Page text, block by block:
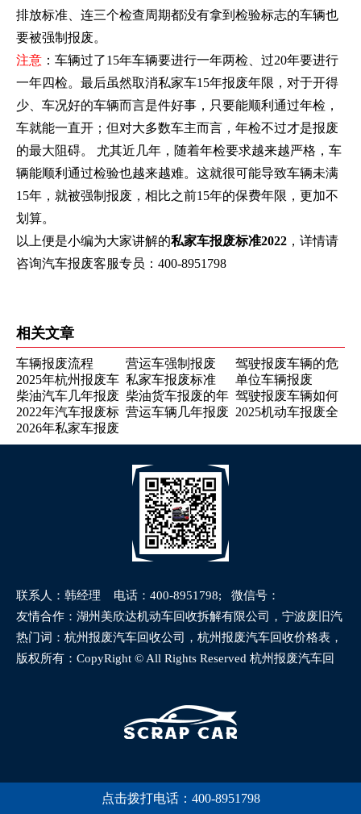
排放标准、连三个检查周期都没有拿到检验标志的车辆也
要被强制报废。
注意 ：车辆过了15年车辆要进行一年两检、过20年要进行
一年四检。最后虽然取消私家车15年报废年限，对于开得
少、车况好的车辆而言是件好事，只要能顺利通过年检，
车就能一直开；但对大多数车主而言，年检不过才是报废
的最大阻碍。 尤其近几年，随着年检要求越来越严格，车
辆能顺利通过检验也越来越难。这就很可能导致车辆未满
15年，就被强制报废，相比之前15年的保费年限，更加不
划算。
以上便是小编为大家讲解的私家车报废标准2022 ，详情请
咨询汽车报废客服专员：400-8951798
相关文章
车辆报废流程 营运车强制报废
驾驶报废车辆的危
害
2025年杭州报废车
销户全攻略，五大
步骤轻松搞定
私家车报废标准
2022
单位车辆报废
柴油汽车几年报废 柴油货车报废的年
限
驾驶报废车辆如何
处罚
2022年汽车报废标
准
营运车辆几年报废 2025机动车报废全
开这些坑少亏上万
2026年私家车报废
补贴申领步骤全攻
联系人：韩经理 电话：400-8951798; 微信号：
18582584951网站地图
友情合作：湖州美欣达机动车回收拆解有限公司，宁波废旧汽
车回收有限公司
热门词：杭州报废汽车回收公司，杭州报废汽车回收价格表，
杭州车辆报废补贴，杭州报废车回收
版权所有：CopyRight © All Rights Reserved 杭州报废汽车回
点击拨打电话：400-8951798